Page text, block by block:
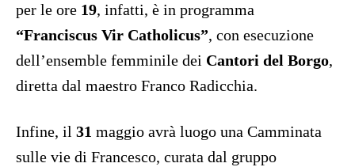
per le ore 19, infatti, è in programma
“Franciscus Vir Catholicus”, con esecuzione
dell’ensemble femminile dei Cantori del Borgo,
diretta dal maestro Franco Radicchia.
Infine, il 31 maggio avrà luogo una Camminata
sulle vie di Francesco, curata dal gruppo